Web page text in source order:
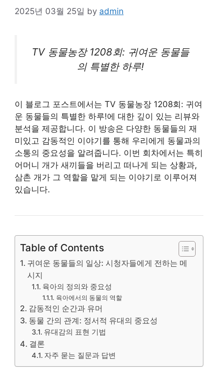
2025년 03월 25일 by admin
TV 동물농장 1208회: 귀여운 동물들
의 특별한 하루!
이 블로그 포스트에서는 TV 동물농장 1208회: 귀여
운 동물들의 특별한 하루!에 대한 깊이 있는 리뷰와
분석을 제공합니다. 이 방송은 다양한 동물들의 재
미있고 감동적인 이야기를 통해 우리에게 동물과의
소통의 중요성을 알려줍니다. 이번 회차에서는 특히
어머니 개가 새끼들을 버리고 떠나게 되는 상황과,
삼촌 개가 그 역할을 맡게 되는 이야기로 이루어져
있습니다.
Table of Contents
귀여운 동물들의 일상: 시청자들에게 전하는 메
시지
육아의 정의와 중요성
육아에서의 동물의 역할
감동적인 순간과 유머
동물 간의 관계: 정서적 유대의 중요성
유대감의 표현 기법
결론
자주 묻는 질문과 답변